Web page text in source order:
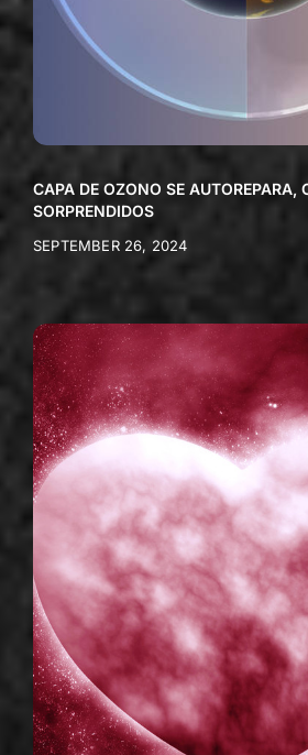
CAPA DE OZONO SE AUTOREPARA,
SORPRENDIDOS
SEPTEMBER 26, 2024